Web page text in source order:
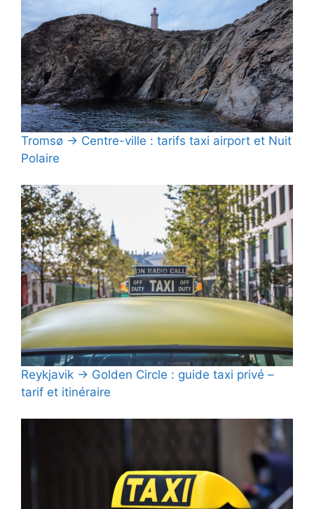
Tromsø → Centre-ville : tarifs taxi airport et Nuit
Polaire
Reykjavik → Golden Circle : guide taxi privé –
tarif et itinéraire